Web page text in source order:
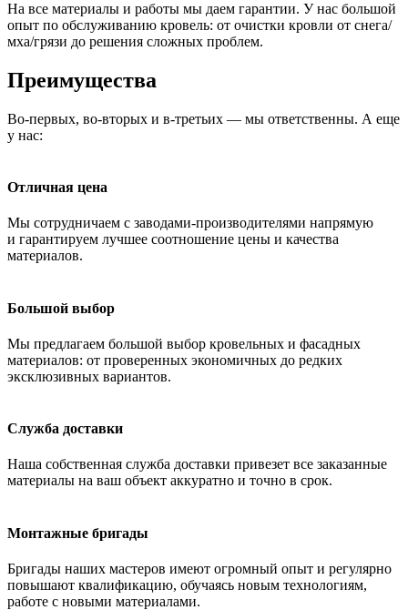
На все материалы и работы мы даем гарантии. У нас большой
опыт по обслуживанию кровель: от очистки кровли от снега/
мха/грязи до решения сложных проблем.
Преимущества
Во-первых, во-вторых и в-третьих — мы ответственны. А еще
у нас:
Отличная цена
Мы сотрудничаем с заводами-производителями напрямую
и гарантируем лучшее соотношение цены и качества
материалов.
Большой выбор
Мы предлагаем большой выбор кровельных и фасадных
материалов: от проверенных экономичных до редких
эксклюзивных вариантов.
Служба доставки
Наша собственная служба доставки привезет все заказанные
материалы на ваш объект аккуратно и точно в срок.
Монтажные бригады
Бригады наших мастеров имеют огромный опыт и регулярно
повышают квалификацию, обучаясь новым технологиям,
работе с новыми материалами.